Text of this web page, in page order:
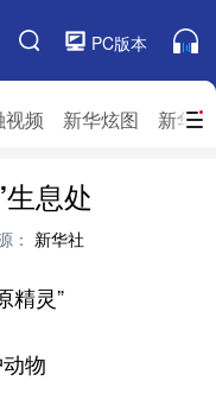
PC版本
视频 新华炫图 新华
报道
直播
旅游
息处
： 新华社
精灵”
物